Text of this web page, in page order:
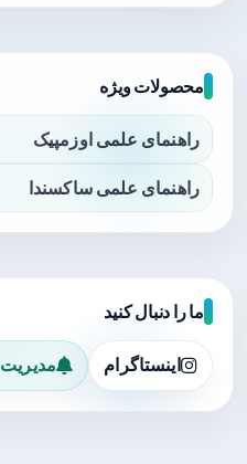
محصولات ویژه
راهنمای علمی اوزمپیک
راهنمای علمی ساکسندا
ما را دنبال کنید
اینستاگرام مدیریت